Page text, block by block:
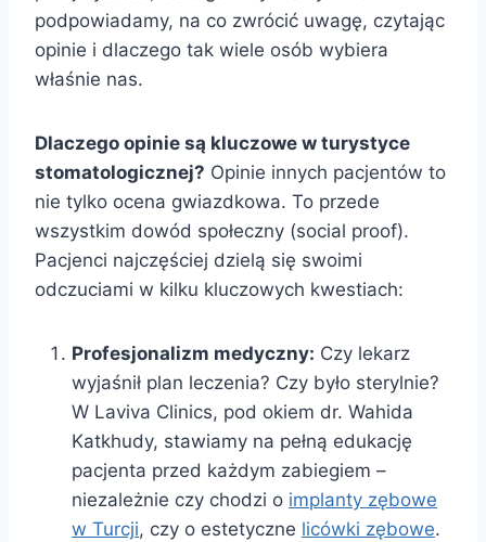
podpowiadamy, na co zwrócić uwagę, czytając
opinie i dlaczego tak wiele osób wybiera
właśnie nas.
Dlaczego opinie są kluczowe w turystyce
stomatologicznej? Opinie innych pacjentów to
nie tylko ocena gwiazdkowa. To przede
wszystkim dowód społeczny (social proof).
Pacjenci najczęściej dzielą się swoimi
odczuciami w kilku kluczowych kwestiach:
Profesjonalizm medyczny: Czy lekarz
wyjaśnił plan leczenia? Czy było sterylnie?
W Laviva Clinics, pod okiem dr. Wahida
Katkhudy, stawiamy na pełną edukację
pacjenta przed każdym zabiegiem –
niezależnie czy chodzi o implanty zębowe
w Turcji, czy o estetyczne licówki zębowe.